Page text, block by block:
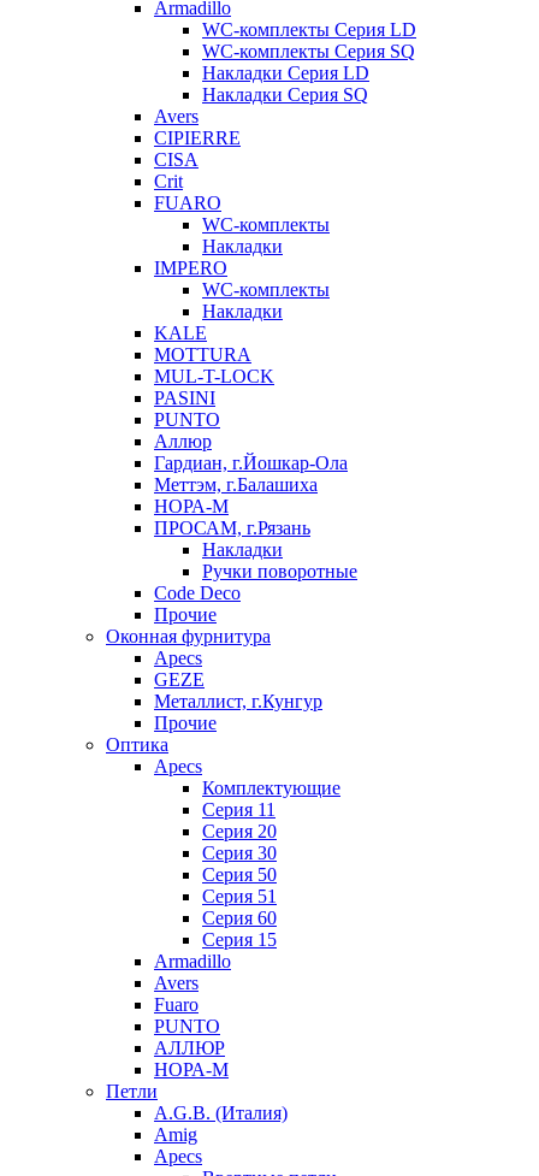
Armadillo
WC-комплекты Серия LD
WC-комплекты Серия SQ
Накладки Серия LD
Накладки Серия SQ
Avers
CIPIERRE
CISA
Crit
FUARO
WC-комплекты
Накладки
IMPERO
WC-комплекты
Накладки
KALE
MOTTURA
MUL-T-LOCK
PASINI
PUNTO
Аллюр
Гардиан, г.Йошкар-Ола
Меттэм, г.Балашиха
НОРА-М
ПРОСАМ, г.Рязань
Накладки
Ручки поворотные
Code Deco
Прочие
Оконная фурнитура
Apecs
GEZE
Металлист, г.Кунгур
Прочие
Оптика
Apecs
Комплектующие
Серия 11
Серия 20
Серия 30
Серия 50
Серия 51
Серия 60
Серия 15
Armadillo
Avers
Fuaro
PUNTO
АЛЛЮР
НОРА-М
Петли
A.G.B. (Италия)
Amig
Apecs